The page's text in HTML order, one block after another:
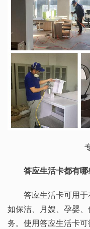
答应生活卡都有哪
答应生活卡可用
如保洁、月嫂、孕婴
务。使用答应生活卡